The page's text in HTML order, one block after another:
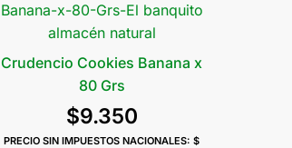
Crudencio Cookies Banana x
80 Grs
$9.350
PRECIO SIN IMPUESTOS NACIONALES:$